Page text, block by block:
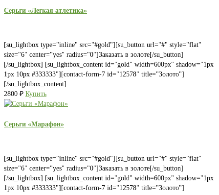
Серьги «Легкая атлетика»
[su_lightbox type="inline" src="#gold"][su_button url="#" style="flat"
size="6" center="yes" radius="0"]Заказать в золоте[/su_button]
[/su_lightbox] [su_lightbox_content id="gold" width=600px" shadow="1px
1px 10px #333333"][contact-form-7 id="12578" title="Золото"]
[/su_lightbox_content]
2800 ₽ Купить
Серьги «Марафон»
[su_lightbox type="inline" src="#gold"][su_button url="#" style="flat"
size="6" center="yes" radius="0"]Заказать в золоте[/su_button]
[/su_lightbox] [su_lightbox_content id="gold" width=600px" shadow="1px
1px 10px #333333"][contact-form-7 id="12578" title="Золото"]